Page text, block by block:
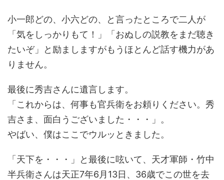
小一郎どの、小六どの、と言ったところで二人が
「気をしっかりもて！」「おぬしの説教をまだ聴き
たいぞ」と励ましますがもうほとんど話す機力があ
りません。
最後に秀吉さんに遺言します。
「これからは、何事も官兵衛をお頼りください。秀
吉さま、面白うございました・・・」。
やばい、僕はここでウルッときました。
「天下を・・・」と最後に呟いて、天才軍師・竹中
半兵衛さんは天正7年6月13日、36歳でこの世を去